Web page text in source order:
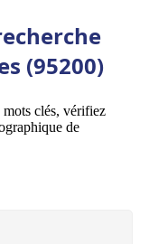
(95200)
mots clés, vérifiez
de